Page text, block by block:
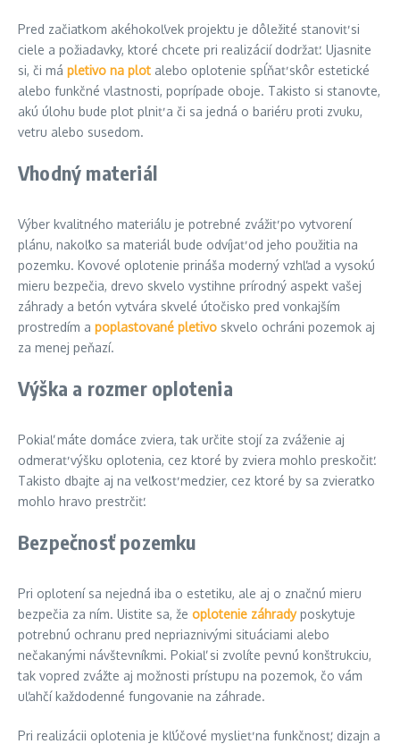
Pred začiatkom akéhokoľvek projektu je dôležité stanoviť si
ciele a požiadavky, ktoré chcete pri realizácií dodržať. Ujasnite
si, či má pletivo na plot alebo oplotenie spĺňať skôr estetické
alebo funkčné vlastnosti, poprípade oboje. Takisto si stanovte,
akú úlohu bude plot plniť a či sa jedná o bariéru proti zvuku,
vetru alebo susedom.
Vhodný materiál
Výber kvalitného materiálu je potrebné zvážiť po vytvorení
plánu, nakoľko sa materiál bude odvíjať od jeho použitia na
pozemku. Kovové oplotenie prináša moderný vzhľad a vysokú
mieru bezpečia, drevo skvelo vystihne prírodný aspekt vašej
záhrady a betón vytvára skvelé útočisko pred vonkajším
prostredím a poplastované pletivo skvelo ochráni pozemok aj
za menej peňazí.
Výška a rozmer oplotenia
Pokiaľ máte domáce zviera, tak určite stojí za zváženie aj
odmerať výšku oplotenia, cez ktoré by zviera mohlo preskočiť.
Takisto dbajte aj na veľkosť medzier, cez ktoré by sa zvieratko
mohlo hravo prestrčiť.
Bezpečnosť pozemku
Pri oplotení sa nejedná iba o estetiku, ale aj o značnú mieru
bezpečia za ním. Uistite sa, že oplotenie záhradyposkytuje
potrebnú ochranu pred nepriaznivými situáciami alebo
nečakanými návštevníkmi. Pokiaľ si zvolíte pevnú konštrukciu,
tak vopred zvážte aj možnosti prístupu na pozemok, čo vám
uľahčí každodenné fungovanie na záhrade.
Pri realizácii oplotenia je kľúčové myslieť na funkčnosť, dizajn a